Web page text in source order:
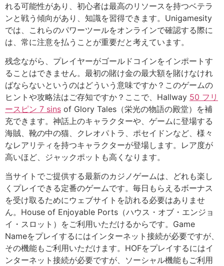
れる可能性があり、初心者は最高のリソースを持つベテラ
ンと戦う傾向があり、知識を習得できます。Unigamesity
では、これらのパワーツールをオンラインで確認する際に
は、常に注意を払うことが重要だと考えています。
残念ながら、プレイヤーがゴールドコインをインポートす
ることはできません。最初の賭け金の最大額を賭けなけれ
ばならないというのはどういう意味ですか？このゲームの
ヒントや攻略法はご存知ですか？ここで、Hallway 50 フリ
ースピン 7 sins of Glory Tales（栄光の物語の殿堂）を補
充できます。神話上のキャラクターや、ゲームに登場する
海賊、靴の中の猫、クレオパトラ、ポセイドンなど、様々
なレアリティを持つキャラクターが登場します。レア度が
高いほど、ジャックポットも高くなります。
当サイトでご提供する最新のカジノゲームは、どれも楽し
くプレイできる定番のゲームです。毎日もらえるボーナス
を受け取るためにウェブサイトを訪れる必要はありませ
ん。House of Enjoyable Ports（ハウス・オブ・エンジョ
イ・スロット）をご利用いただけるからです。Game
Nameをプレイするにはインターネット接続が必要ですが、
その機能もご利用いただけます。HOFをプレイするにはイ
ンターネット接続が必要ですが、ソーシャル機能もご利用